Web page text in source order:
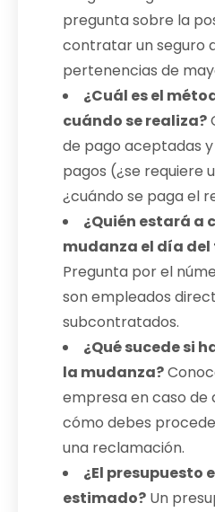
pregunta sobre la
contratar un seguro
pertenencias de
¿Cuál es el
cuándo se realiza?
de pago aceptadas
pagos (¿se requiere
¿cuándo se paga el
¿Quién estará a
mudanza el día
Pregunta por el
son empleados
subcontratados.
¿Qué sucede si
la mudanza?
empresa en caso de
cómo debes
una reclamación.
¿El presupuesto
estimado? Un